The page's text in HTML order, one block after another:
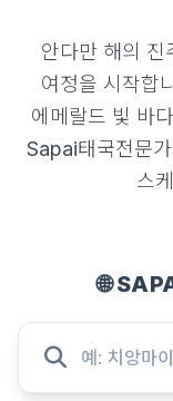
안다만 해의 진
여정을 시작합
에메랄드 빛 바
Sapai태국전문
스
🌐